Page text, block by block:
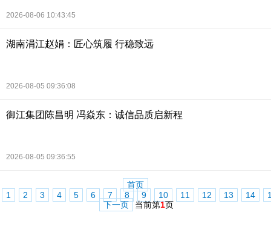
2026-08-06 10:43:45
湖南涓江赵娟：匠心筑履 行稳致远
2026-08-05 09:36:08
御江集团陈昌明 冯焱东：诚信品质启新程
2026-08-05 09:36:55
首页
1
2 3 4 5 6 7 8 9 10 11 12 13 14
下一页
当前第1页